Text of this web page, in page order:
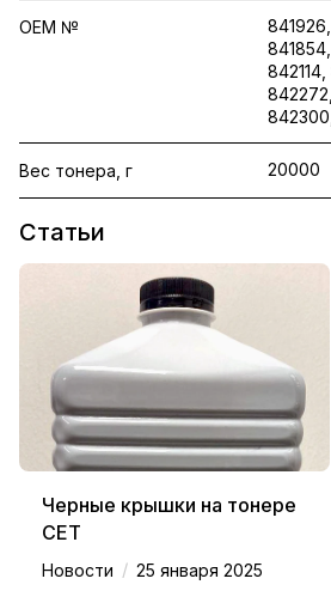
OEM №
Вес тонера, г 20000
Статьи
Черные крышки на тонере
CET
Новости / 25 января 2025